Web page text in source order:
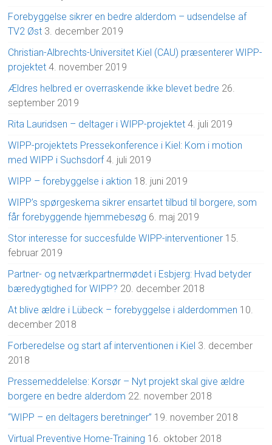
Forebyggelse sikrer en bedre alderdom – udsendelse af
TV2 Øst 3. december 2019
Christian-Albrechts-Universitet Kiel (CAU) præsenterer WIPP-
projektet 4. november 2019
Ældres helbred er overraskende ikke blevet bedre 26.
september 2019
Rita Lauridsen – deltager i WIPP-projektet 4. juli 2019
WIPP-projektets Pressekonference i Kiel: Kom i motion
med WIPP i Suchsdorf 4. juli 2019
WIPP – forebyggelse i aktion 18. juni 2019
WIPP’s spørgeskema sikrer ensartet tilbud til borgere, som
får forebyggende hjemmebesøg 6. maj 2019
Stor interesse for succesfulde WIPP-interventioner 15.
februar 2019
Partner- og netværkpartnermødet i Esbjerg: Hvad betyder
bæredygtighed for WIPP? 20. december 2018
At blive ældre i Lübeck – forebyggelse i alderdommen 10.
december 2018
Forberedelse og start af interventionen i Kiel 3. december
2018
Pressemeddelelse: Korsør – Nyt projekt skal give ældre
borgere en bedre alderdom 22. november 2018
“WIPP – en deltagers beretninger” 19. november 2018
Virtual Preventive Home-Training 16. oktober 2018